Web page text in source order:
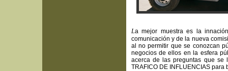
La mejor muestra es la
comunicación y de la nueva
al no permitir que se conozcan
negocios de ellos en la esfera
acerca de las preguntas que se
TRAFICO DE INFLUENCIAS